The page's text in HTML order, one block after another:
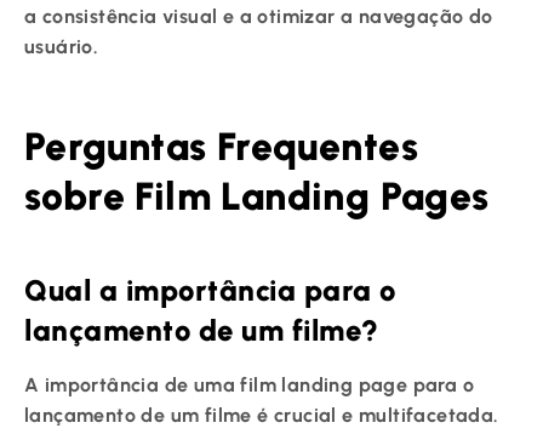
a consistência visual e a otimizar a navegação do
usuário.
Perguntas Frequentes
sobre Film Landing Pages
Qual a importância para o
lançamento de um filme?
A importância de uma film landing page para o
lançamento de um filme é crucial e multifacetada.